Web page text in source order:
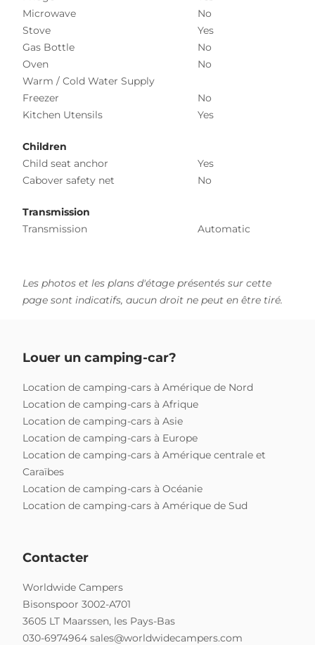
Microwave
No
Stove
Yes
Gas Bottle
No
Oven
No
Warm / Cold Water Supply
Freezer
No
Kitchen Utensils
Yes
Children
Child seat anchor
Yes
Cabover safety net
No
Transmission
Transmission
Automatic
Les photos et les plans d'étage présentés sur cette
page sont indicatifs, aucun droit ne peut en être tiré.
Louer un camping-car?
Location de camping-cars à Amérique de Nord
Location de camping-cars à Afrique
Location de camping-cars à Asie
Location de camping-cars à Europe
Location de camping-cars à Amérique centrale et
Caraïbes
Location de camping-cars à Océanie
Location de camping-cars à Amérique de Sud
Contacter
Worldwide Campers
Bisonspoor 3002-A701
3605 LT Maarssen, les Pays-Bas
030-6974964 sales@worldwidecampers.com